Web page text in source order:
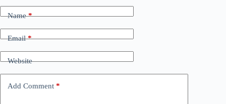
Name*
Email*
Website
Add Comment *